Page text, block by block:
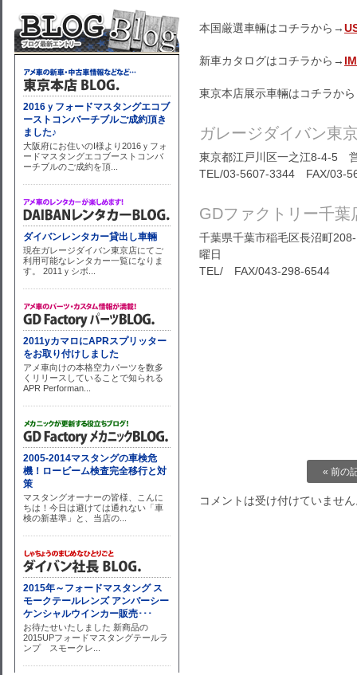
本国厳選車輛はコチラから→
新車カタログはコチラから→
東京本店展示車輛はコチラか
ガレージダイバン東
東京都江戸川区一之江8-4-5
TEL/03-5607-3344 FAX/03-
GDファクトリー千葉
千葉県千葉市稲毛区長沼町
曜日
TEL/ FAX/043-298-6544
« 前の
コメントは受け付けていませ